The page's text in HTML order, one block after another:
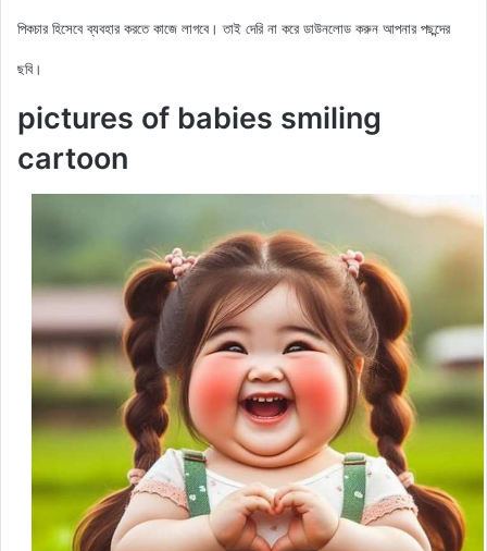
পিকচার হিসেবে ব্যবহার করতে কাজে লাগবে। তাই দেরি না করে ডাউনলোড করুন আপনার পছন্দের
ছবি।
pictures of babies smiling
cartoon